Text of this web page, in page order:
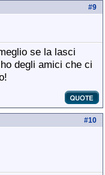
#9
se la lasci
degli amici che ci
#10